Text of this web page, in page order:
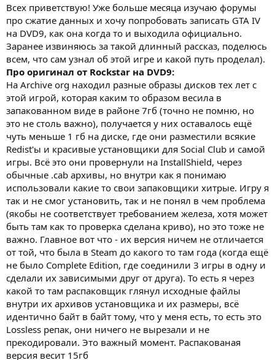
Всех приветствую! Уже больше месяца изучаю форумы
про сжатие данных и хочу попробовать записать GTA IV
на DVD9, как она когда то и выходила официально.
Заранее извиняюсь за такой длинный рассказ, поделюсь
всем, что сам узнал об этой игре и какой путь проделал).
Про оригинал от Rockstar на DVD9:
На Archive org находил разные образы дисков тех лет с
этой игрой, которая каким то образом весила в
запакованном виде в районе 7гб (точно не помню, но
это не столь важно), получается у них оставалось ещё
чуть меньше 1 гб на диске, где они разместили всякие
Redist'ы и красивые установщики для Social Club и самой
игры. Всё это они провернули на InstallShield, через
обычные .cab архивы, но внутри как я понимаю
использовали какие то свои запаковщики хитрые. Игру я
так и не смог установить, так и не понял в чем проблема
(якобы не соответствует требованием железа, хотя может
быть там как то проверка сделана криво), но это тоже не
важно. Главное вот что - их версия ничем не отличается
от той, что была в Steam до какого то там года (когда ещё
не было Complete Edition, где соединили 3 игры в одну и
сделали их зависимыми друг от друга). То есть я через
какой то там распаковщик глянул исходные файлы
внутри их архивов установщика и их размеры, всё
идентично байт в байт тому, что у меня есть, то есть это
Lossless репак, они ничего не вырезали и не
прекодировали. Это важный момент. Распакованая
версия весит 15гб